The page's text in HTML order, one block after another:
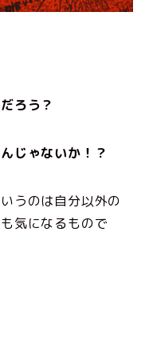
ろう？
じゃないか！？
うのは自分以外の
気になるもので